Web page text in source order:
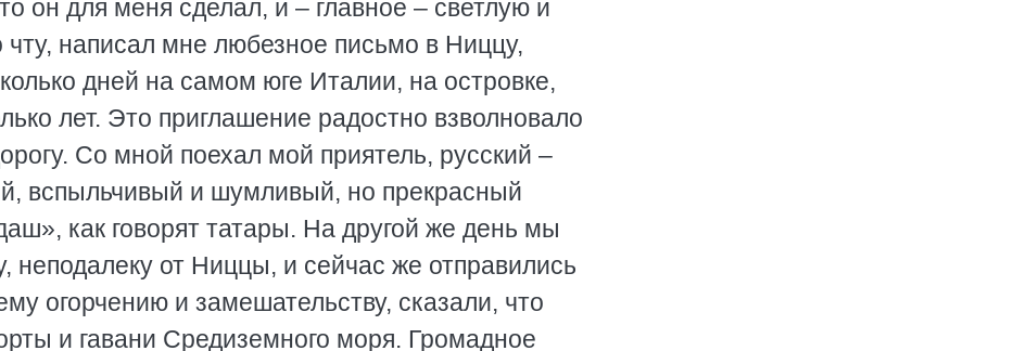
он для меня сделал, и – главное – светлую и
чту, написал мне любезное письмо в Ниццу,
дней на самом юге Италии, на островке,
лет. Это приглашение радостно взволновало
Со мной поехал мой приятель, русский –
вспыльчивый и шумливый, но прекрасный
как говорят татары. На другой же день мы
от Ниццы, и сейчас же отправились
огорчению и замешательству, сказали, что
и гавани Средиземного моря. Громадное